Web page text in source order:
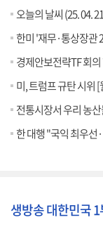
오늘의 날씨 (25. 04.
한미 '재무·통상장관
경제안보전략TF 회
미, 트럼프 규탄 시위
전통시장서 우리 농
한 대행 "국익 최우선
생방송 대한민국